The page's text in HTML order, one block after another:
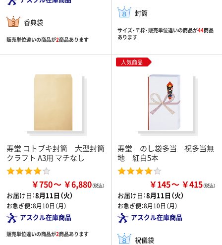
香典袋
販売単位違いの商品が2商品あります
封筒
サイズ・〒枠・販売単位違いの商品が44商品
あります
寿堂 コトブキ封筒 大型封筒
クラフト A3用 マチなし
￥750 ￥6,880
お届け日：8月11日（火）
お急ぎ便：8月10日（月）
アスクル在庫商品
販売単位違いの商品が2商品あります
人気商品
寿堂 のし袋多当 祝多当無
地 紅白5本
￥145 ￥415
お届け日：8月11日（火）
お急ぎ便：8月10日（月）
アスクル在庫商品
祝儀袋